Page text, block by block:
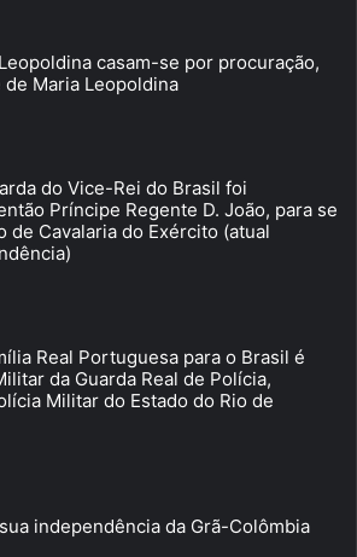
casam-se por procuração,
Maria Leopoldina
do Vice-Rei do Brasil foi
Príncipe Regente D. João, para se
de Cavalaria do Exército (atual
Real Portuguesa para o Brasil é
da Guarda Real de Polícia,
Militar do Estado do Rio de
independência da Grã-Colômbia